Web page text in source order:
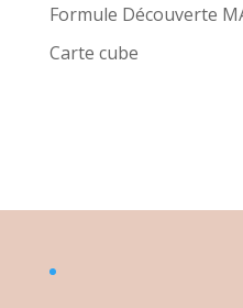
Formule Découverte
Carte cube